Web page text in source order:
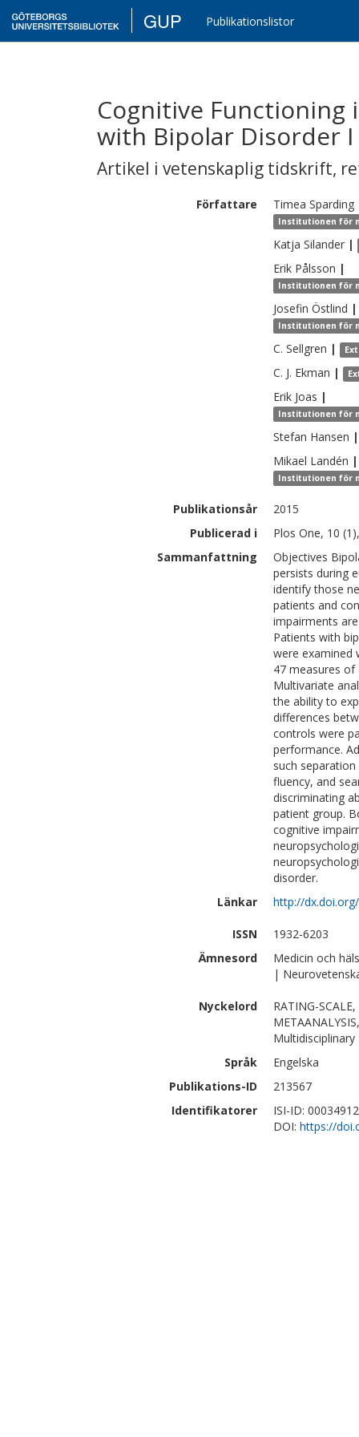
GUP Publikationslistor
Cognitive Functioning
with Bipolar Disorder I
Artikel i vetenskaplig tidskrift,
Författare Timea Sparding
Institutionen för
Katja Silander |
Erik Pålsson |
Institutionen för
Josefin Östlind |
Institutionen för
C. Sellgren |
C. J. Ekman |
Erik Joas |
Institutionen för
Stefan Hansen |
Mikael Landén |
Institutionen för
Publikationsår
2015
Publicerad i
Plos One, 10
Sammanfattning
Objectives
persists during
identify those
patients and
impairments
Patients with
were examined
47 measures of
Multivariate
the ability to
differences
controls were
performance.
such
fluency, and
discriminating
patient group.
cognitive
disorder.
Länkar
http://
ISSN
1932-6203
Ämnesord
Medicin och
|
Nyckelord
RATING-
Multidisciplinary
Språk
Engelska
Publikations-ID
213567
Identifikatorer
ISI-ID:
DOI: https://